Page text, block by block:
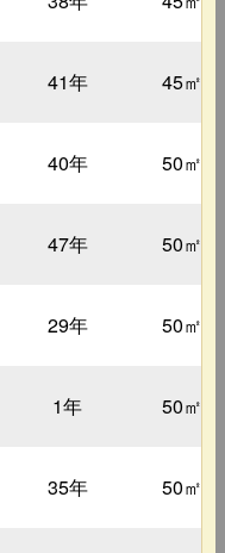
41年 45㎡
40年 50㎡
47年 50㎡
29年 50㎡
1年 50㎡
35年 50㎡